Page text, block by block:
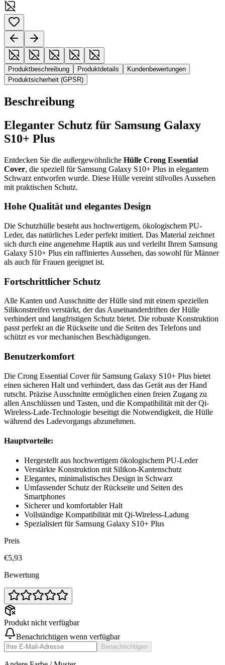
Produktbeschreibung Produktdetails
Kundenbewertungen
Produktsicherheit (GPSR)
Beschreibung
Eleganter Schutz für Samsung Galaxy
S10+ Plus
Entdecken Sie die außergewöhnliche Hülle Crong Essential
Cover, die speziell für Samsung Galaxy S10+ Plus in elegantem
Schwarz entworfen wurde. Diese Hülle vereint stilvolles Aussehen
mit praktischen Schutz.
Hohe Qualität und elegantes Design
Die Schutzhülle besteht aus hochwertigem, ökologischem PU-
Leder, das natürliches Leder perfekt imitiert. Das Material zeichnet
sich durch eine angenehme Haptik aus und verleiht Ihrem Samsung
Galaxy S10+ Plus ein raffiniertes Aussehen, das sowohl für Männer
als auch für Frauen geeignet ist.
Fortschrittlicher Schutz
Alle Kanten und Ausschnitte der Hülle sind mit einem speziellen
Silikonstreifen verstärkt, der das Auseinanderdriften der Hülle
verhindert und langfristigen Schutz bietet. Die robuste Konstruktion
passt perfekt an die Rückseite und die Seiten des Telefons und
schützt es vor mechanischen Beschädigungen.
Benutzerkomfort
Die Crong Essential Cover für Samsung Galaxy S10+ Plus bietet
einen sicheren Halt und verhindert, dass das Gerät aus der Hand
rutscht. Präzise Ausschnitte ermöglichen einen freien Zugang zu
allen Anschlüssen und Tasten, und die Kompatibilität mit der Qi-
Wireless-Lade-Technologie beseitigt die Notwendigkeit, die Hülle
während des Ladevorgangs abzunehmen.
Hauptvorteile:
Hergestellt aus hochwertigem ökologischem PU-Leder
Verstärkte Konstruktion mit Silikon-Kantenschutz
Elegantes, minimalistisches Design in Schwarz
Umfassender Schutz der Rückseite und Seiten des
Smartphones
Sicherer und komfortabler Halt
Vollständige Kompatibilität mit Qi-Wireless-Ladung
Spezialisiert für Samsung Galaxy S10+ Plus
Preis
€5,93
Bewertung
Produkt nicht verfügbar
Benachrichtigen wenn verfügbar
Benachrichtigen